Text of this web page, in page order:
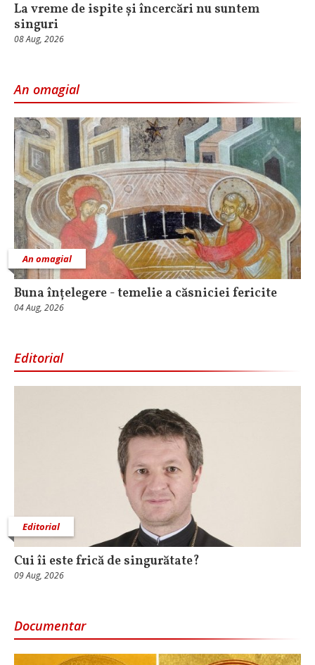
La vreme de ispite și încercări nu suntem
singuri
08 Aug, 2026
An omagial
An omagial
Buna înțelegere - temelie a căsniciei fericite
04 Aug, 2026
Editorial
Editorial
Cui îi este frică de singurătate?
09 Aug, 2026
Documentar